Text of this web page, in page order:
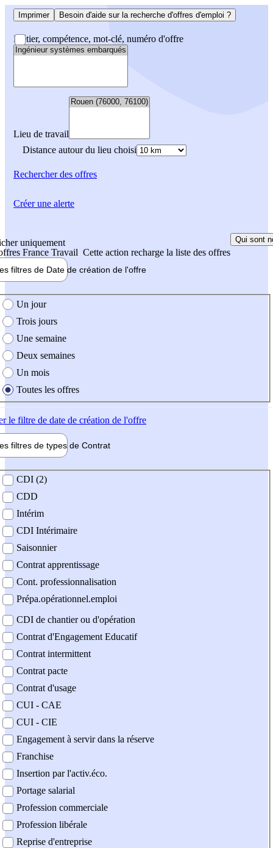
Imprimer Besoin d'aide sur la recherche d'offres d'emploi ?
Métier, compétence, mot-clé, numéro d'offre
Lieu de travail
Distance autour du lieu choisi
Rechercherdes offres
uniquement
France Travail Cette action recharge la liste des offres
Qui sont
filtres de Date de création de l'offre
création de l'offre
Un jour
Trois jours
Une semaine
Deux semaines
Un mois
Toutes les offres
le filtre de date de création de l'offre
filtres de types de Contrat
contrat
CDI (2)
CDD
Intérim
CDI Intérimaire
Saisonnier
Contrat apprentissage
Cont. professionnalisation
Prépa.opérationnel.emploi
CDI de chantier ou d'opération
Contrat d'Engagement Educatif
Contrat intermittent
Contrat pacte
Contrat d'usage
CUI - CAE
CUI - CIE
Engagement à servir dans la réserve
Franchise
Insertion par l'activ.éco.
Portage salarial
Profession commerciale
Profession libérale
Reprise d'entreprise
Créer une alerte